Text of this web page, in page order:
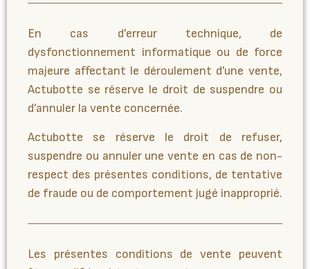
En cas d’erreur technique, de
dysfonctionnement informatique ou de force
majeure affectant le déroulement d’une vente,
Actubotte se réserve le droit de suspendre ou
d’annuler la vente concernée.
Actubotte se réserve le droit de refuser,
suspendre ou annuler une vente en cas de non-
respect des présentes conditions, de tentative
de fraude ou de comportement jugé inapproprié.
Les présentes conditions de vente peuvent